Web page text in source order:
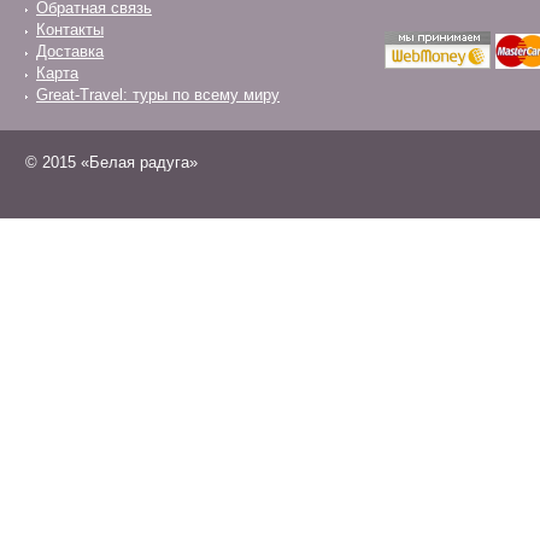
Обратная связь
Контакты
Доставка
Карта
Great-Travel: туры по всему миру
© 2015 «Белая радуга»